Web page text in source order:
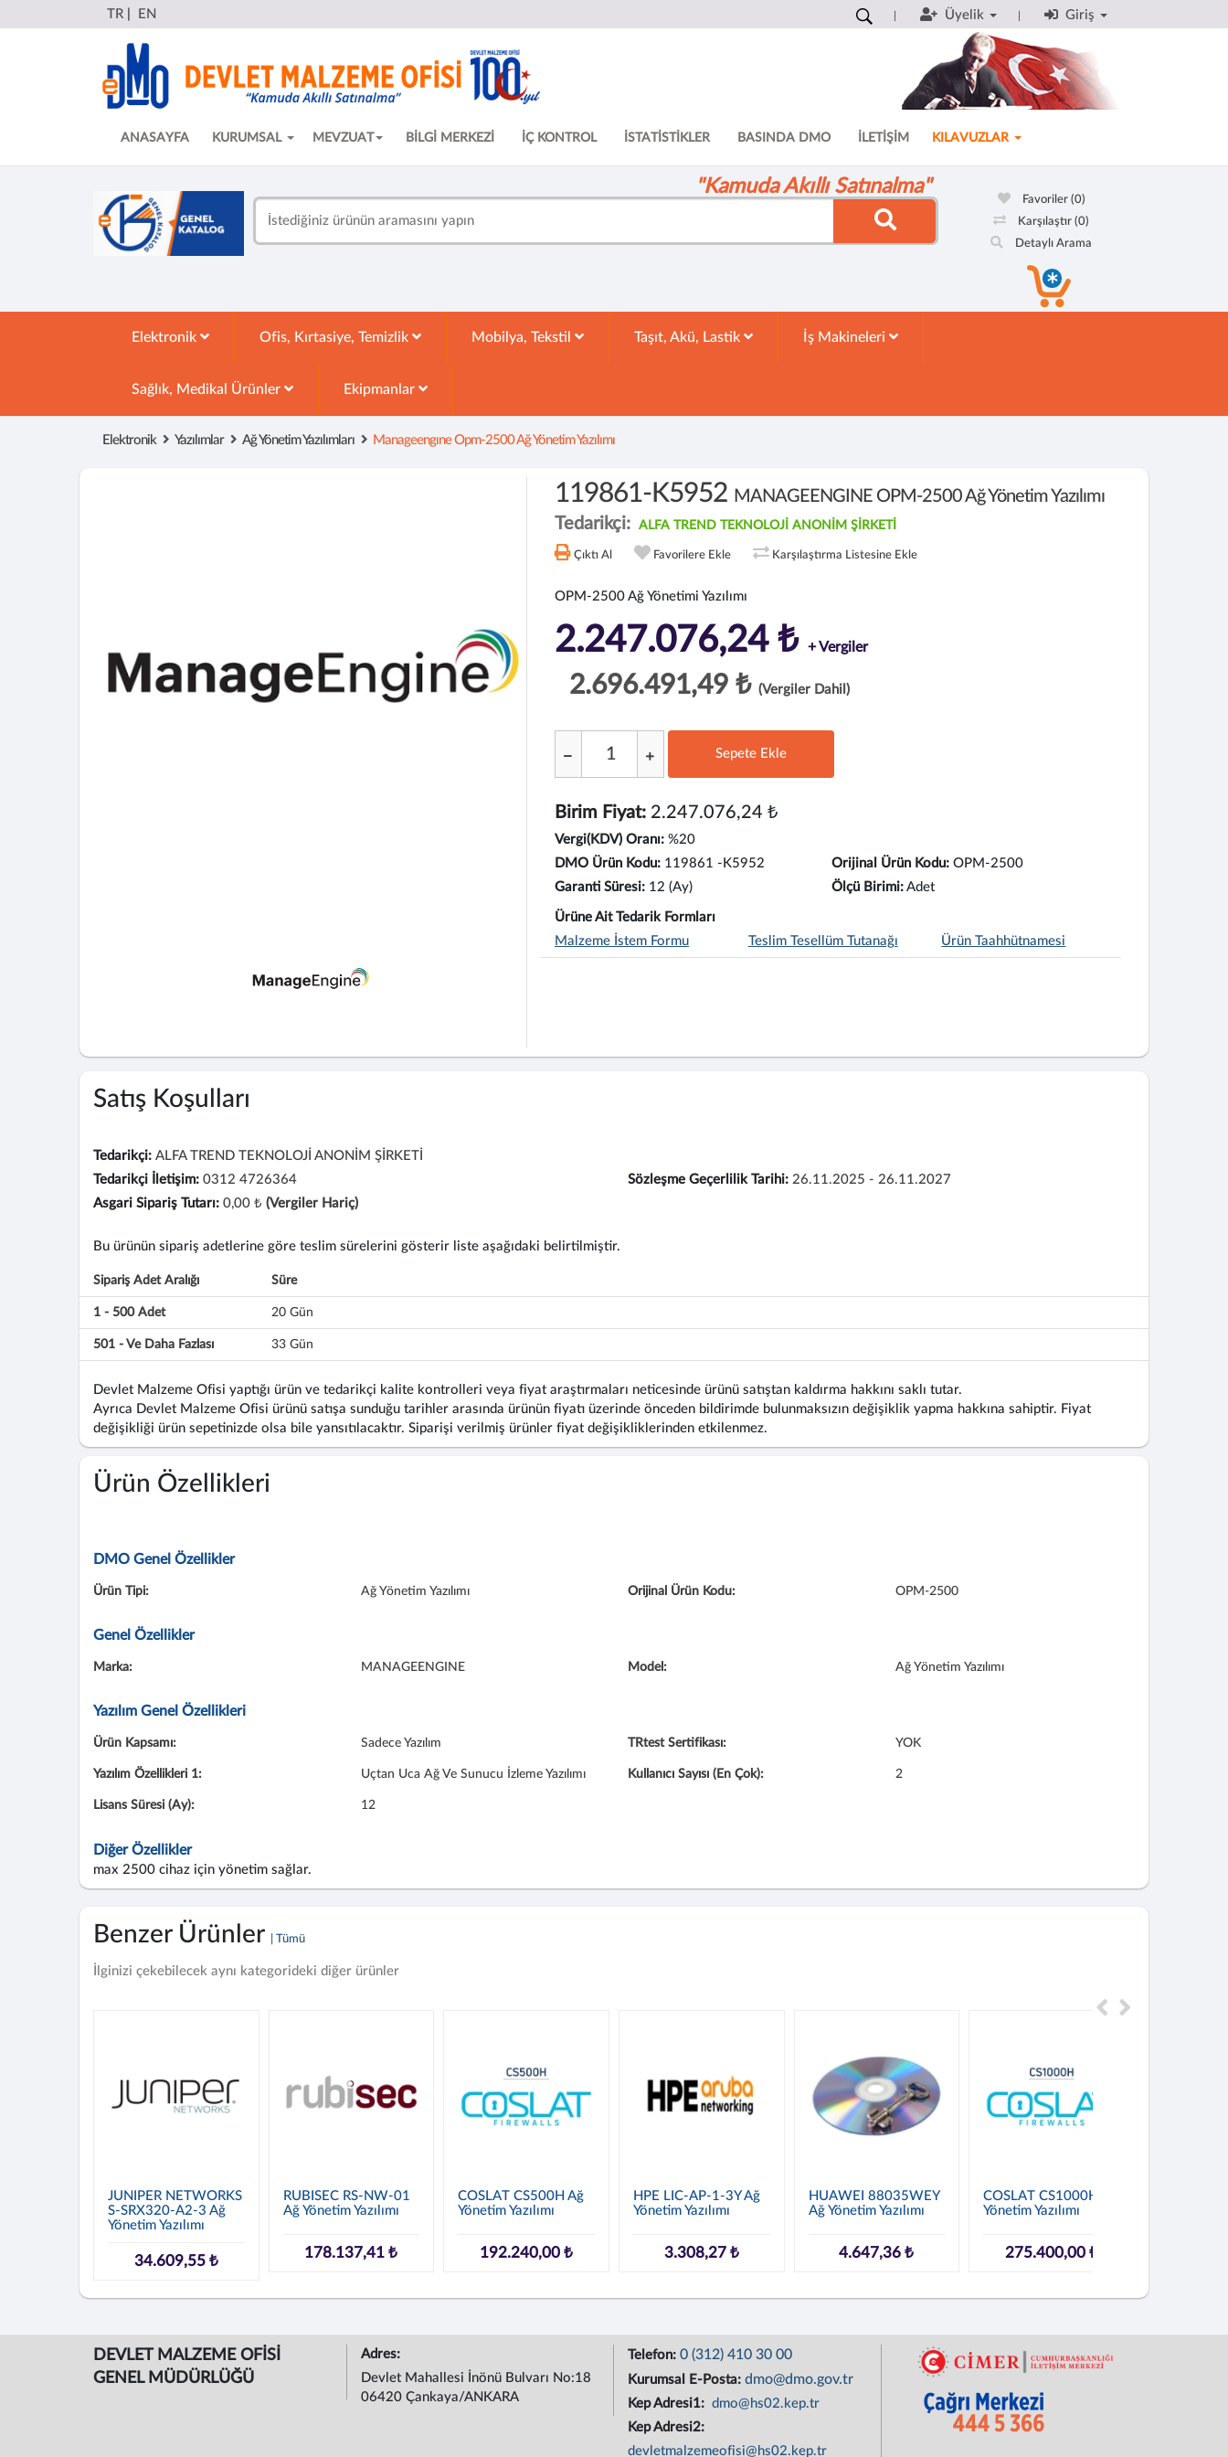
TR EN Üyelik Giriş
ANASAYFA KURUMSAL MEVZUAT BİLGİ MERKEZİ İÇ KONTROL İSTATİSTİKLER BASINDA DMO İLETİŞİM KILAVUZLAR
"Kamuda Akıllı Satınalma"
Favoriler (0)
Karşılaştır (0)
Detaylı Arama
Elektronik Ofis, Kırtasiye, Temizlik Mobilya, Tekstil Taşıt, Akü, Lastik İş Makineleri
Sağlık, Medikal Ürünler Ekipmanlar
Elektronik Yazılımlar Ağ Yönetim Yazılımları Manageengıne Opm-2500 Ağ Yönetim Yazılımı
119861-K5952 MANAGEENGINE OPM-2500 Ağ Yönetim Yazılımı
Tedarikçi:
ALFA TREND TEKNOLOJİ ANONİM ŞİRKETİ
Çıktı Al Favorilere Ekle Karşılaştırma Listesine Ekle
OPM-2500 Ağ Yönetimi Yazılımı
2.247.076,24 ₺ + Vergiler
2.696.491,49 ₺ (Vergiler Dahil)
Sepete Ekle
Birim Fiyat: 2.247.076,24 ₺
Vergi(KDV) Oranı: %20
DMO Ürün Kodu: 119861 -K5952 Orijinal Ürün Kodu: OPM-2500
Garanti Süresi: 12 (Ay) Ölçü Birimi: Adet
Ürüne Ait Tedarik Formları
Malzeme İstem Formu
Teslim Tesellüm Tutanağı Ürün Taahhütnamesi
Satış Koşulları
Tedarikçi: ALFA TREND TEKNOLOJİ ANONİM ŞİRKETİ
Tedarikçi İletişim: 0312 4726364 Sözleşme Geçerlilik Tarihi: 26.11.2025 - 26.11.2027
Asgari Sipariş Tutarı: 0,00 ₺ (Vergiler Hariç)
Bu ürünün sipariş adetlerine göre teslim sürelerini gösterir liste aşağıdaki belirtilmiştir.
Sipariş Adet Aralığı Süre
1 - 500 Adet 20 Gün
501 - Ve Daha Fazlası 33 Gün
Devlet Malzeme Ofisi yaptığı ürün ve tedarikçi kalite kontrolleri veya fiyat araştırmaları neticesinde ürünü satıştan kaldırma hakkını saklı tutar.
Ayrıca Devlet Malzeme Ofisi ürünü satışa sunduğu tarihler arasında ürünün fiyatı üzerinde önceden bildirimde bulunmaksızın değişiklik yapma hakkına sahiptir. Fiyat
değişikliği ürün sepetinizde olsa bile yansıtılacaktır. Siparişi verilmiş ürünler fiyat değişikliklerinden etkilenmez.
Ürün Özellikleri
DMO Genel Özellikler
Ürün Tipi: Ağ Yönetim Yazılımı Orijinal Ürün Kodu: OPM-2500
Genel Özellikler
Marka: MANAGEENGINE Model: Ağ Yönetim Yazılımı
Yazılım Genel Özellikleri
Ürün Kapsamı: Sadece Yazılım TRtest Sertifikası: YOK
Yazılım Özellikleri 1: Uçtan Uca Ağ Ve Sunucu İzleme Yazılımı Kullanıcı Sayısı (En Çok): 2
Lisans Süresi (Ay): 12
Diğer Özellikler
max 2500 cihaz için yönetim sağlar.
Benzer Ürünler | Tümü
İlginizi çekebilecek aynı kategorideki diğer ürünler
JUNIPER NETWORKS
S-SRX320-A2-3 Ağ
Yönetim Yazılımı
34.609,55 ₺
RUBISEC RS-NW-01
Ağ Yönetim Yazılımı
178.137,41 ₺
COSLAT CS500H Ağ
Yönetim Yazılımı
192.240,00 ₺
HPE LIC-AP-1-3Y Ağ
Yönetim Yazılımı
3.308,27 ₺
HUAWEI 88035WEY
Ağ Yönetim Yazılımı
4.647,36 ₺
COSLAT CS1000H Ağ
Yönetim Yazılımı
275.400,00 ₺
DEVLET MALZEME OFİSİ
GENEL MÜDÜRLÜĞÜ
Adres:
Devlet Mahallesi İnönü Bulvarı No:18
06420 Çankaya/ANKARA
Telefon: 0 (312) 410 30 00
Kurumsal E-Posta: dmo@dmo.gov.tr
Kep Adresi1: dmo@hs02.kep.tr
Kep Adresi2:
devletmalzemeofisi@hs02.kep.tr